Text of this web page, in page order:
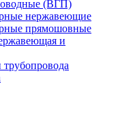
(ВГП)
нержавеющие
прямошовные
и